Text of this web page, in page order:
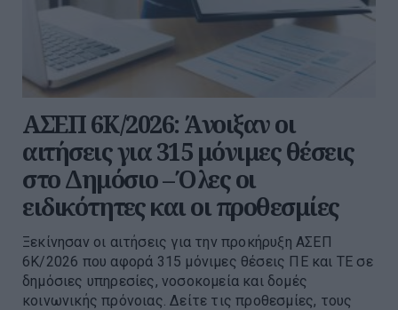
ΑΣΕΠ 6Κ/2026: Άνοιξαν οι
αιτήσεις για 315 μόνιμες θέσεις
στο Δημόσιο – Όλες οι
ειδικότητες και οι προθεσμίες
Ξεκίνησαν οι αιτήσεις για την προκήρυξη ΑΣΕΠ
6Κ/2026 που αφορά 315 μόνιμες θέσεις ΠΕ και ΤΕ σε
δημόσιες υπηρεσίες, νοσοκομεία και δομές
κοινωνικής πρόνοιας. Δείτε τις προθεσμίες, τους